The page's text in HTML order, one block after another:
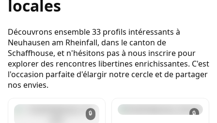
locales
Découvrons ensemble 33 profils intéressants à
Neuhausen am Rheinfall, dans le canton de
Schaffhouse, et n'hésitons pas à nous inscrire pour
explorer des rencontres libertines enrichissantes. C'est
l'occasion parfaite d'élargir notre cercle et de partager
nos envies.
🔒 🔒